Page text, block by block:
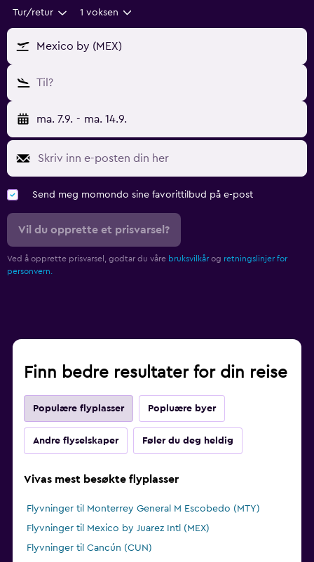
Tur/retur 1 voksen
Mexico by (MEX)
Til?
ma. 7.9. - ma. 14.9.
Send meg momondo sine favorittilbud på e-post
Vil du opprette et prisvarsel?
Ved å opprette prisvarsel, godtar du våre bruksvilkår og retningslinjer for
personvern.
Finn bedre resultater for din reise
Populære flyplasser Popluære byer
Andre flyselskaper Føler du deg heldig
Vivas mest besøkte flyplasser
Flyvninger til Monterrey General M Escobedo (MTY)
Flyvninger til Mexico by Juarez Intl (MEX)
Flyvninger til Cancún (CUN)